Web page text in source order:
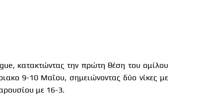
, κατακτώντας την πρώτη θέση του ομίλου
9-10 Μαΐου, σημειώνοντας δύο νίκες με
με 16-3.